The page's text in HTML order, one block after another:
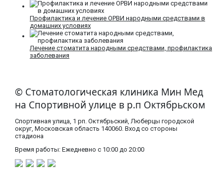
Профилактика и лечение ОРВИ народными средствами в
домашних условиях
Лечение стоматита народными средствами, профилактика
заболевания
© Стоматологическая клиника Мин Мед
на Спортивной улице в р.п Октябрьском
Спортивная улица, 1 рп. Октябрьский, Люберцы городской
округ, Московская область​ 140060. Вход со стороны
стадиона
Время работы: Ежедневно с 10:00 до 20:00